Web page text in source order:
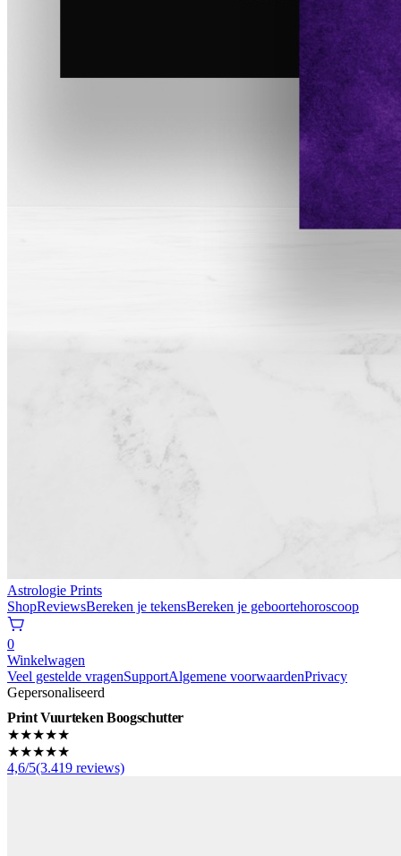
Astrologie Prints
ShopReviewsBereken je tekensBereken je geboortehoroscoop
0
Winkelwagen
Veel gestelde vragenSupportAlgemene voorwaardenPrivacy
Gepersonaliseerd
Print Vuurteken Boogschutter
★★★★★
★★★★★
4,6/5(3.419 reviews)